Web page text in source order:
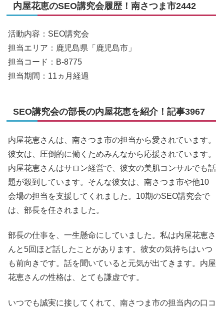
内屋花恵のSEO講究会履歴！南さつま市2442
活動内容：SEO講究会
担当エリア：鹿児島県「鹿児島市」
担当コード：B-8775
担当期間：11ヵ月経過
SEO講究会の部長の内屋花恵を紹介！記事3967
内屋花恵さんは、南さつま市の担当から愛されています。
彼女は、圧倒的に働くためみんなから応援されています。
内屋花恵さんはサロン経営で、彼女の美肌コンサルでも話
題が殺到しています。そんな彼女は、南さつま市や他10
会場の担当を支援してくれました。10期のSEO講究会で
は、部長を任されました。
部長の仕事を、一生懸命にしていました。私は内屋花恵さ
んと5回ほど話したことがあります。彼女の気持ちはいつ
も前向きです。話を聞いていると元気が出てきます。内屋
花恵さんの性格は、とても謙虚です。
いつでも誠実に接してくれて、南さつま市の担当内の口コ